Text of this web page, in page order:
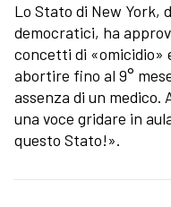
Lo Stato di New York,
democratici, ha
concetti di «omicidio»
abortire fino al 9°
assenza di un medico.
una voce gridare in
questo Stato!».